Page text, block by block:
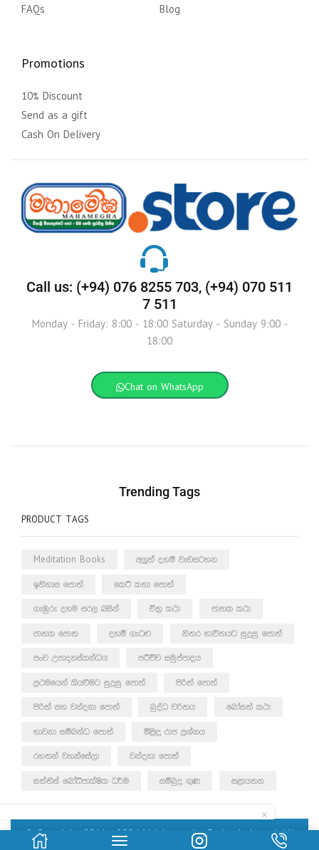
FAQs
Blog
Promotions
10% Discount
Send as a gift
Cash On Delivery
Call us: (+94) 076 8255 703, (+94) 070 511
7 511
Monday - Friday: 8:00 - 18:00 Saturday - Sunday 9:00 -
18:00
Chat on WhatsApp
Trending Tags
PRODUCT TAGS
Meditation Books අලුත් දහම් වැඩසටහන
ඉතිහාස පොත් කෙටි කතා පොත්
ගැඹුරු දහම සරල බසින් චිත්‍ර කථා ජාතක කථා
ජාතක පොත දහම් ගැටළු නිතර භාවිතයට සුදුසු පොත්
පංච උපාදානස්කන්ධය පටිච්ච සමුප්පාදය
ප්‍රථමයෙන් කියවීමට සුදුසු පොත් පිරිත් පොත්
පිරිත් සහ වන්දනා පොත් බුද්ධ චරිතය බෝසත් කථා
භාවනා සම්බන්ධ පොත් මිළිඳු රාජ ප්‍රශ්නය
රහතන් වහන්සේලා වන්දනා පොත්
සත්තිස් බෝධිපාක්ෂික ධර්ම සම්බුදු ගුණ සළායතන
© Copyright 2011 – 2024 | Mahamegha Prakashakayo | All